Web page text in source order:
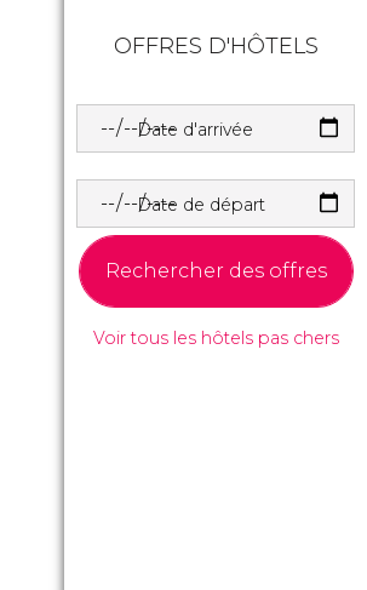
OFFRES D'HÔTELS
Date d'arrivée
Date de départ
Rechercher des offres
Voir tous les hôtels pas chers